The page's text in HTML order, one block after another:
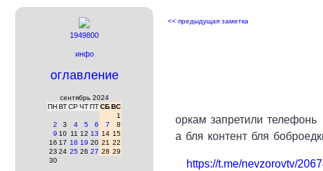
1949800
инфо
оглавление
сентябрь 2024
ПНВТСР ЧТПТСБВС
1
2
3 4 5 6 7
8
9 10 11 12 13 14 15
16 17 18 19 20 21 22
23 24 25 26 27 28 29
30
<< предыдущая заметка
оркам запретили телефонь
а бля контент бля
https://t.me/nevzorovtv/